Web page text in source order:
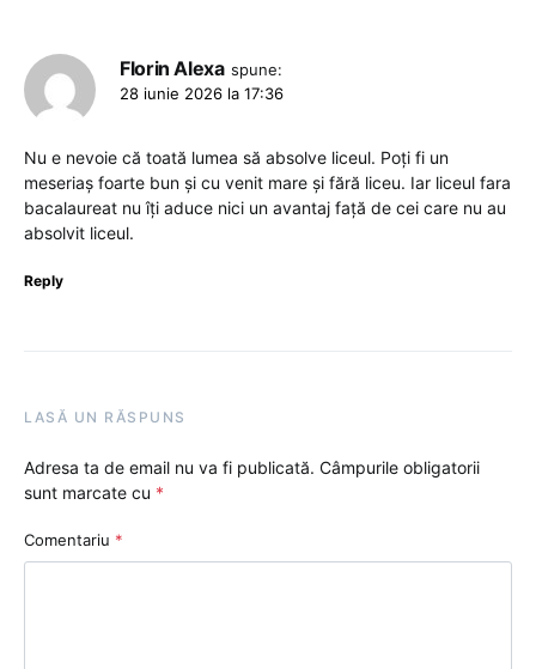
Florin Alexa spune:
28 iunie 2026 la 17:36
Nu e nevoie că toată lumea să absolve liceul. Poți fi un
meseriaș foarte bun și cu venit mare și fără liceu. Iar liceul fara
bacalaureat nu îți aduce nici un avantaj față de cei care nu au
absolvit liceul.
Reply
LASĂ UN RĂSPUNS
Adresa ta de email nu va fi publicată. Câmpurile obligatorii
sunt marcate cu *
Comentariu *